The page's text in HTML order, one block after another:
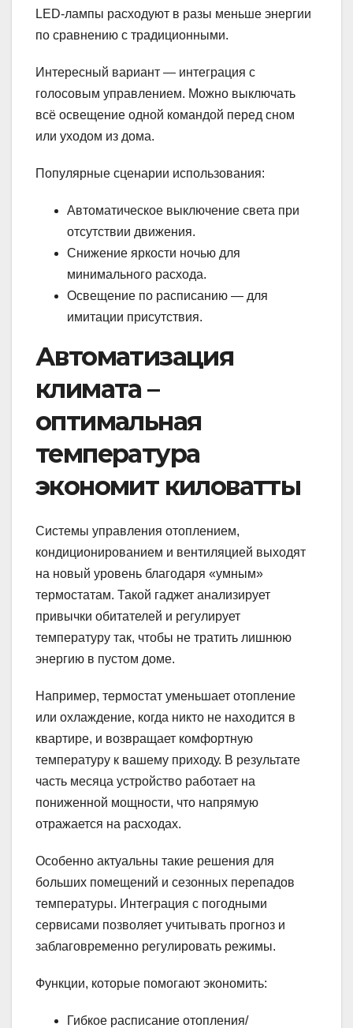
LED-лампы расходуют в разы меньше энергии
по сравнению с традиционными.
Интересный вариант — интеграция с
голосовым управлением. Можно выключать
всё освещение одной командой перед сном
или уходом из дома.
Популярные сценарии использования:
Автоматическое выключение света при
отсутствии движения.
Снижение яркости ночью для
минимального расхода.
Освещение по расписанию — для
имитации присутствия.
Автоматизация
климата –
оптимальная
температура
экономит киловатты
Системы управления отоплением,
кондиционированием и вентиляцией выходят
на новый уровень благодаря «умным»
термостатам. Такой гаджет анализирует
привычки обитателей и регулирует
температуру так, чтобы не тратить лишнюю
энергию в пустом доме.
Например, термостат уменьшает отопление
или охлаждение, когда никто не находится в
квартире, и возвращает комфортную
температуру к вашему приходу. В результате
часть месяца устройство работает на
пониженной мощности, что напрямую
отражается на расходах.
Особенно актуальны такие решения для
больших помещений и сезонных перепадов
температуры. Интеграция с погодными
сервисами позволяет учитывать прогноз и
заблаговременно регулировать режимы.
Функции, которые помогают экономить:
Гибкое расписание отопления/